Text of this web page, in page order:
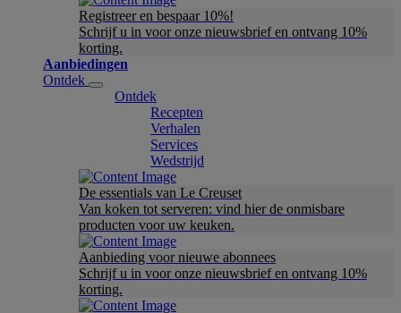
Registreer en bespaar 10%!
Schrijf u in voor onze nieuwsbrief en ontvang 10%
korting.
Aanbiedingen
Ontdek
Ontdek
Recepten
Verhalen
Services
Wedstrijd
De essentials van Le Creuset
Van koken tot serveren: vind hier de onmisbare
producten voor uw keuken.
Aanbieding voor nieuwe abonnees
Schrijf u in voor onze nieuwsbrief en ontvang 10%
korting.